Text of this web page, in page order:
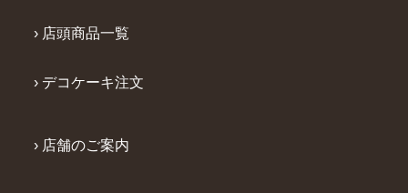
› 店頭商品一覧
› デコケーキ注文
› 店舗のご案内